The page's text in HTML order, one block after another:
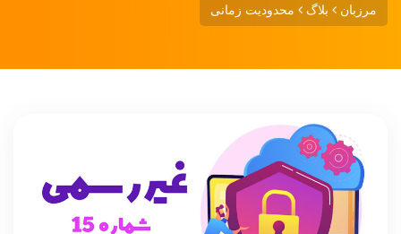
مرزبان بلاگ محدودیت زمانی